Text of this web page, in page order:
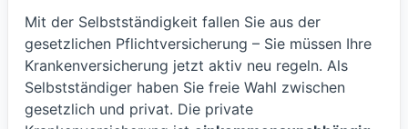
Mit der Selbstständigkeit fallen Sie aus der
gesetzlichen Pflichtversicherung – Sie müssen Ihre
Krankenversicherung jetzt aktiv neu regeln. Als
Selbstständiger haben Sie freie Wahl zwischen
gesetzlich und privat. Die private